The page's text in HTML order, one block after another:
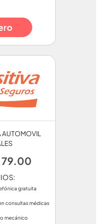
AUTOMOVIL
gratuita
consultas médicas
mecánico